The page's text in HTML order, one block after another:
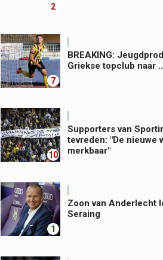
2
7
BREAKING:
Griekse topclub naar
10
Supporters van
tevreden: "De nieuwe
merkbaar"
1
Zoon van Anderlecht
Seraing